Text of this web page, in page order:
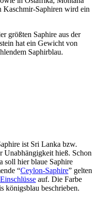
Saphiren wird ein
größten Saphire aus der
hat ein Gewicht von
Saphirblau.
ist Sri Lanka bzw.
Unabhängigkeit hieß. Schon
soll hier blaue Saphire
“Ceylon-Saphire” gelten
Einschlüsse auf. Die Farbe
königsblau beschrieben.